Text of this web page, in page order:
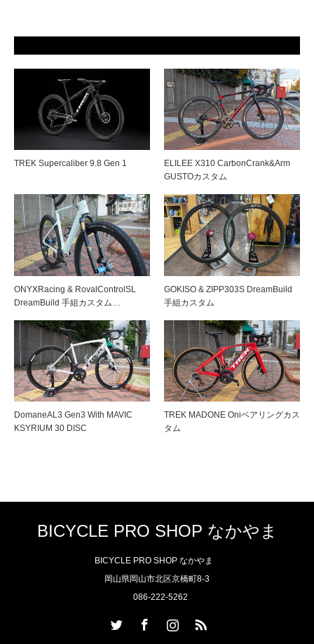
TREK Supercaliber 9.8 Gen 1
ELILEE X310 CarbonCrank&Arm
GUSTOカスタム
ONYXRacing & RovalControlSL
DreamBuild 手組カスタム…
GOKISO & ZIPP303S DreamBuild
手組カスタム
DomaneAL3 Gen3 With MAVIC
KSYRIUM 30 DISC
TREK MADONE Oniベアリングカス
タム
BICYCLE PRO SHOP なかやま
BICYCLE PRO SHOP なかやま
岡山県岡山市北区京橋町8-3
086-222-5262